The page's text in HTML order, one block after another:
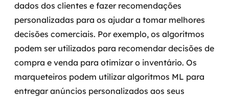
dados dos clientes e fazer recomendações
personalizadas para os ajudar a tomar melhores
decisões comerciais. Por exemplo, os algoritmos
podem ser utilizados para recomendar decisões de
compra e venda para otimizar o inventário. Os
marqueteiros podem utilizar algoritmos ML para
entregar anúncios personalizados aos seus